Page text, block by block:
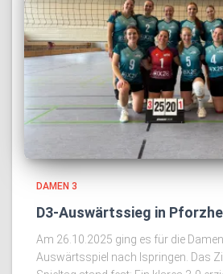
DAMEN 3
D3-Auswärtssieg in
Am 26.10.2025 ging es für die
Auswärtsspiel nach Ispringen. Das